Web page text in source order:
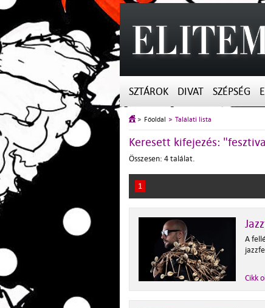
SZTÁROK DIVAT SZÉPSÉG
Főoldal Találati lista
Keresett kifejezés:
Összesen: 4 találat.
1
A
Cikk